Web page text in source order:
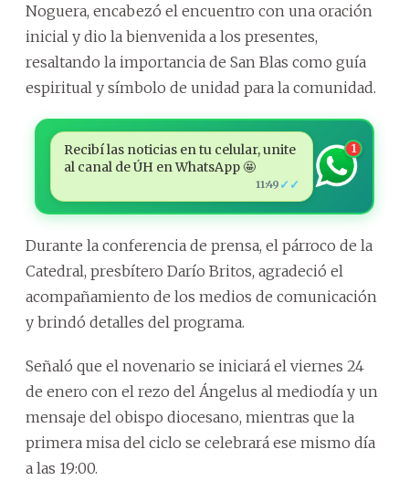
Noguera, encabezó el encuentro con una oración
inicial y dio la bienvenida a los presentes,
resaltando la importancia de San Blas como guía
espiritual y símbolo de unidad para la comunidad.
Recibí las noticias en tu celular, unite
al canal de ÚH en WhatsApp 🤩
11:49 ✓✓
1
Durante la conferencia de prensa, el párroco de la
Catedral, presbítero Darío Britos, agradeció el
acompañamiento de los medios de comunicación
y brindó detalles del programa.
Señaló que el novenario se iniciará el viernes 24
de enero con el rezo del Ángelus al mediodía y un
mensaje del obispo diocesano, mientras que la
primera misa del ciclo se celebrará ese mismo día
a las 19:00.